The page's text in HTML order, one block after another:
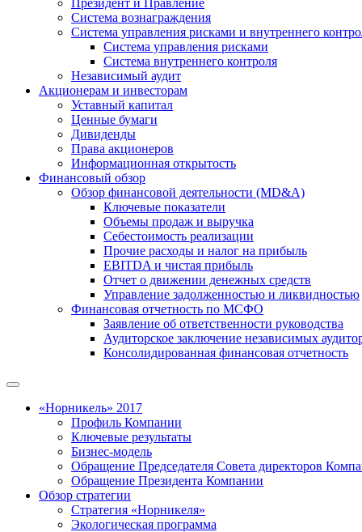
Президент и Правление
Система вознаграждения
Система управления рисками и внутреннего
Система управления рисками
Система внутреннего контроля
Независимый аудит
Акционерам и инвесторам
Уставный капитал
Ценные бумаги
Дивиденды
Права акционеров
Информационная открытость
Финансовый обзор
Обзор финансовой деятельности (MD&A)
Ключевые показатели
Объемы продаж и выручка
Себестоимость реализации
Прочие расходы и налог на прибыль
EBITDA и чистая прибыль
Отчет о движении денежных средств
Управление задолженностью и ликвидностью
Финансовая отчетность по МСФО
Заявление об ответственности руководства
Аудиторское заключение независимых
Консолидированная финансовая отчетность
«Норникель» 2017
Профиль Компании
Ключевые результаты
Бизнес-модель
Обращение Председателя Совета директоров
Обращение Президента Компании
Обзор стратегии
Стратегия «Норникеля»
Экологическая программа